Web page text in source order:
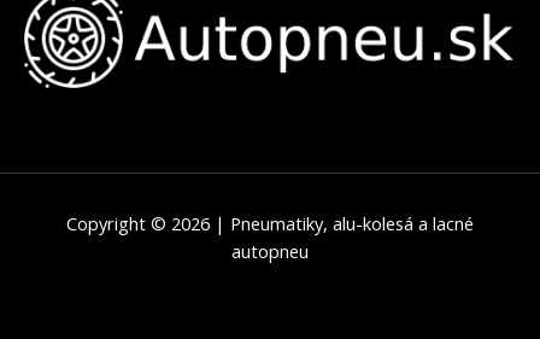
Copyright © 2026 | Pneumatiky, alu-kolesá a lacné
autopneu